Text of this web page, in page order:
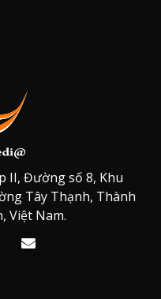
II, Đường số 8, Khu
Tây Thạnh, Thành
Việt Nam.